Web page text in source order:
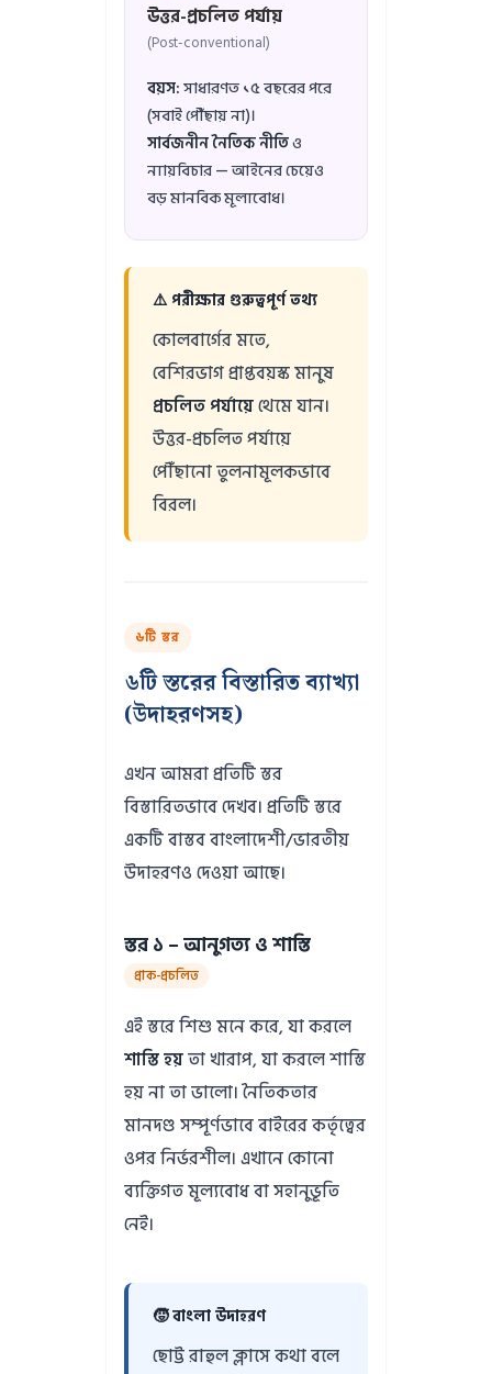
উত্তর-প্রচলিত পর্যায়
(Post-conventional)
বয়স:সাধারণত ১৫ বছরের পরে
(সবাই পৌঁছায় না)।
সার্বজনীন নৈতিক নীতিও
ন্যায়বিচার — আইনের চেয়েও
বড় মানবিক মূল্যবোধ।
⚠️ পরীক্ষার গুরুত্বপূর্ণ তথ্য
কোলবার্গের মতে,
বেশিরভাগ প্রাপ্তবয়স্ক মানুষ
প্রচলিত পর্যায়েথেমে যান।
উত্তর-প্রচলিত পর্যায়ে
পৌঁছানো তুলনামূলকভাবে
বিরল।
৬টি স্তর
৬টি স্তরের বিস্তারিত ব্যাখ্যা
(উদাহরণসহ)
এখন আমরা প্রতিটি স্তর
বিস্তারিতভাবে দেখব। প্রতিটি স্তরে
একটি বাস্তব বাংলাদেশী/ভারতীয়
উদাহরণও দেওয়া আছে।
স্তর ১ – আনুগত্য ও শাস্তি
প্রাক-প্রচলিত
এই স্তরে শিশু মনে করে, যা করলে
শাস্তি হয়তা খারাপ, যা করলে শাস্তি
হয় না তা ভালো। নৈতিকতার
মানদণ্ড সম্পূর্ণভাবে বাইরের কর্তৃত্বের
ওপর নির্ভরশীল। এখানে কোনো
ব্যক্তিগত মূল্যবোধ বা সহানুভূতি
নেই।
🧒 বাংলা উদাহরণ
ছোট্ট রাহুল ক্লাসে কথা বলে